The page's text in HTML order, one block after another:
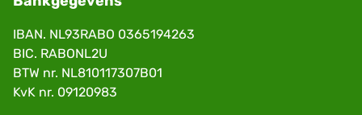
IBAN. NL93RABO 0365194263
BIC. RABONL2U
BTW nr. NL810117307B01
KvK nr. 09120983